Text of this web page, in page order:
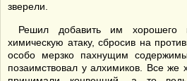
зверели.
Решил добавить им хорошего
химическую атаку, сбросив на
особо мерзко пахнущим
позаимствовал у алхимиков. Все